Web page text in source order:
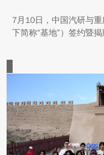
7月10日，中国汽研与
下简称“基地”）签约暨
与交流处处长兼留学生
职能负责人、教师代表